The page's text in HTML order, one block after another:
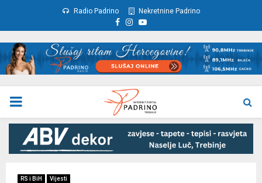
Radio Padrino Nekretnine Padrino
Facebook
Instagram
Youtube
PRIMARY
MENU
RS i BiH Vijesti